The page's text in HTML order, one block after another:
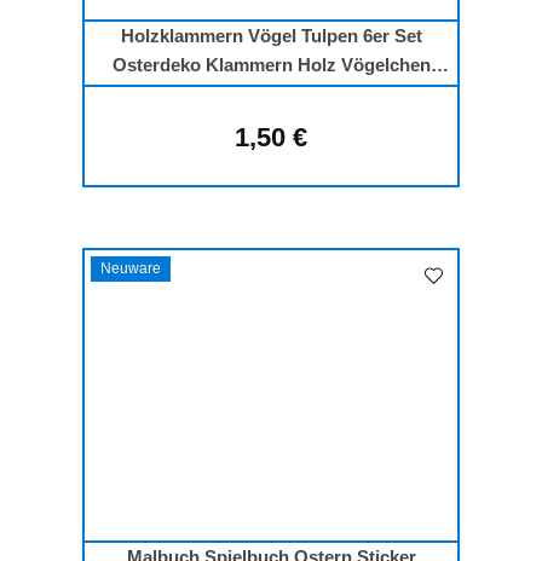
Holzklammern Vögel Tulpen 6er Set
Osterdeko Klammern Holz Vögelchen
Blumen
Regulärer Preis:
1,50 €
Neuware